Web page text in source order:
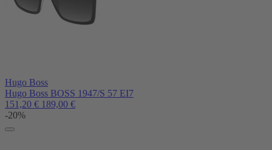
Hugo Boss
Hugo Boss BOSS 1947/S 57 EI7
151,20 € 189,00 €
-20%